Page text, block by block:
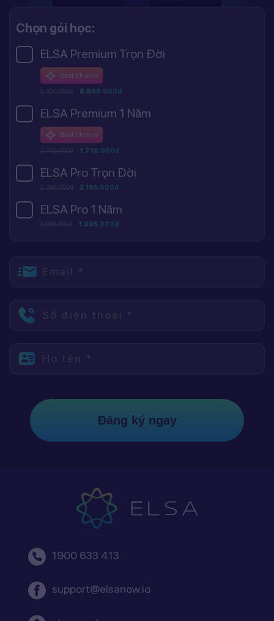
Chọn gói học:
ELSA Premium Trọn Đời
Best choice
8.800.000đ 8.800.000đ
ELSA Premium 1 Năm
Best choice
2.745.000đ 1.716.000đ
ELSA Pro Trọn Đời
3.395.000đ 2.195.000đ
ELSA Pro 1 Năm
1.595.000đ 1.095.000đ
Email *
Số điện thoại *
Họ tên *
Đăng ký ngay
1900 633 413
support@elsanow.io